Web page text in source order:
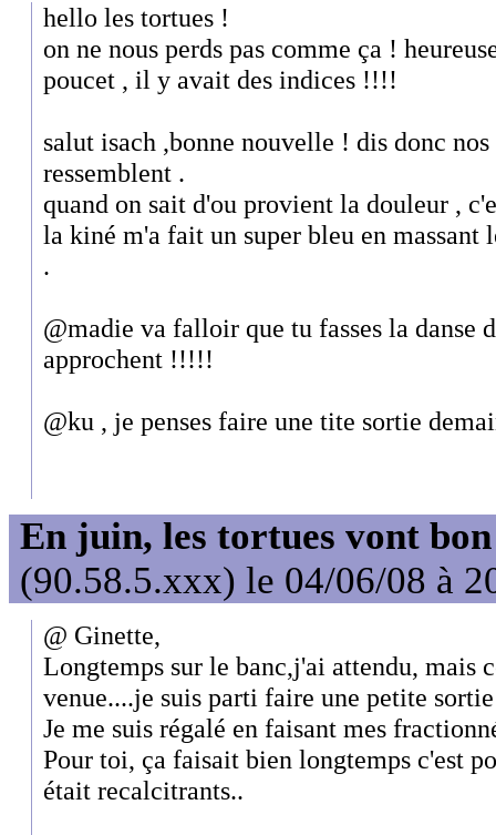
hello les tortues !
on ne nous perds pas comme ça !
poucet , il y avait des indices !!!!
salut isach ,bonne nouvelle ! dis donc
ressemblent .
quand on sait d'ou provient la douleur ,
la kiné m'a fait un super bleu en massant
.
@madie va falloir que tu fasses la danse
approchent !!!!!
@ku , je penses faire une tite sortie
En juin, les tortues vont
(90.58.5.xxx) le 04/06/08 à
@ Ginette,
Longtemps sur le banc,j'ai attendu, mais
venue....je suis parti faire une petite
Je me suis régalé en faisant mes
Pour toi, ça faisait bien longtemps c'est
était recalcitrants..